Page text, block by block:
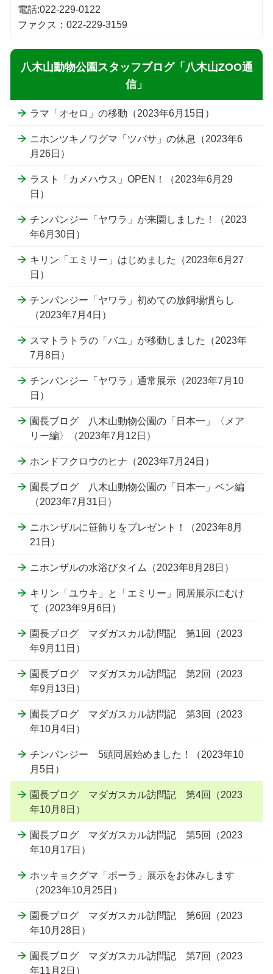
電話:022-229-0122
ファクス：022-229-3159
八木山動物公園スタッフブログ「八木山ZOO通
信」
ラマ「オセロ」の移動（2023年6月15日）
ニホンツキノワグマ「ツバサ」の休息（2023年6
月26日）
ラスト「カメハウス」OPEN！（2023年6月29
日）
チンパンジー「ヤワラ」が来園しました！（2023
年6月30日）
キリン「エミリー」はじめました（2023年6月27
日）
チンパンジー「ヤワラ」初めての放飼場慣らし
（2023年7月4日）
スマトラトラの「バユ」が移動しました（2023年
7月8日）
チンパンジー「ヤワラ」通常展示（2023年7月10
日）
園長ブログ 八木山動物公園の「日本一」〈メア
リー編〉（2023年7月12日）
ホンドフクロウのヒナ（2023年7月24日）
園長ブログ 八木山動物公園の「日本一」ベン編
（2023年7月31日）
ニホンザルに笹飾りをプレゼント！（2023年8月
21日）
ニホンザルの水浴びタイム（2023年8月28日）
キリン「ユウキ」と「エミリー」同居展示にむけ
て（2023年9月6日）
園長ブログ マダガスカル訪問記 第1回（2023
年9月11日）
園長ブログ マダガスカル訪問記 第2回（2023
年9月13日）
園長ブログ マダガスカル訪問記 第3回（2023
年10月4日）
チンパンジー 5頭同居始めました！（2023年10
月5日）
園長ブログ マダガスカル訪問記 第4回（2023
年10月8日）
園長ブログ マダガスカル訪問記 第5回（2023
年10月17日）
ホッキョクグマ「ポーラ」展示をお休みします
（2023年10月25日）
園長ブログ マダガスカル訪問記 第6回（2023
年10月28日）
園長ブログ マダガスカル訪問記 第7回（2023
年11月2日）